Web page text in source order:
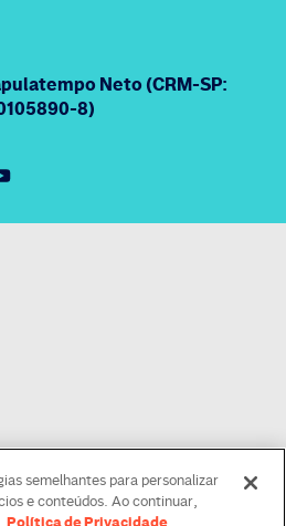
Neto (CRM-SP:
8)
semelhantes para personalizar
e conteúdos. Ao continuar,
Política de Privacidade